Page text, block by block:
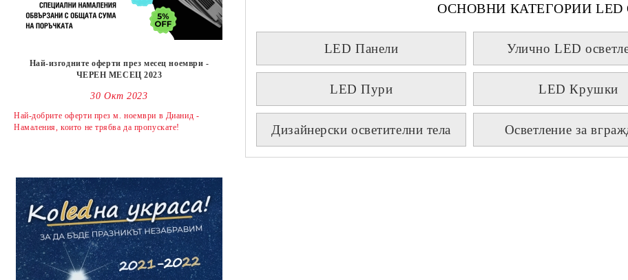
Най-изгодните оферти през месец ноември -
ЧЕРЕН МЕСЕЦ 2023
30 Окт 2023
Най-добрите оферти през м. ноември в Дианид -
Намаления, които не трябва да пропускате!
ОСНОВНИ КАТЕГОРИИ
LED Панели Улично LED
LED Пури LED Крушки
Дизайнерски осветителни тела Осветление за